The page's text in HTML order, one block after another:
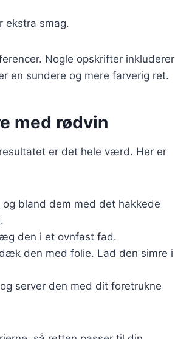
ekstra smag.
Nogle opskrifter inkluderer
en sundere og mere farverig ret.
med rødvin
er det hele værd. Her er
og bland dem med det hakkede
den i et ovnfast fad.
den med folie. Lad den simre i
server den med dit foretrukne